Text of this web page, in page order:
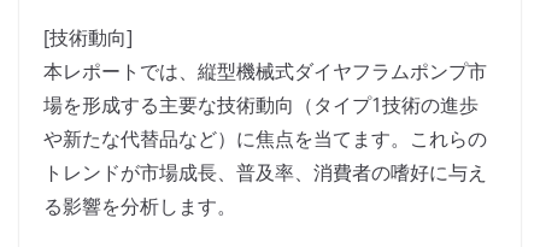
[技術動向]
本レポートでは、縦型機械式ダイヤフラムポンプ市
場を形成する主要な技術動向（タイプ1技術の進歩
や新たな代替品など）に焦点を当てます。これらの
トレンドが市場成長、普及率、消費者の嗜好に与え
る影響を分析します。